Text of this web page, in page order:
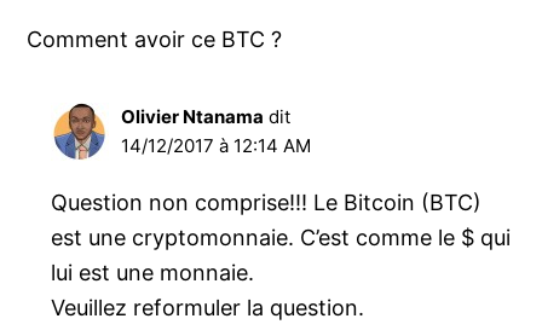
Comment avoir ce BTC ?
Olivier Ntanama dit
14/12/2017 à 12:14 AM
Question non comprise!!! Le Bitcoin (BTC)
est une cryptomonnaie. C’est comme le $ qui
lui est une monnaie.
Veuillez reformuler la question.